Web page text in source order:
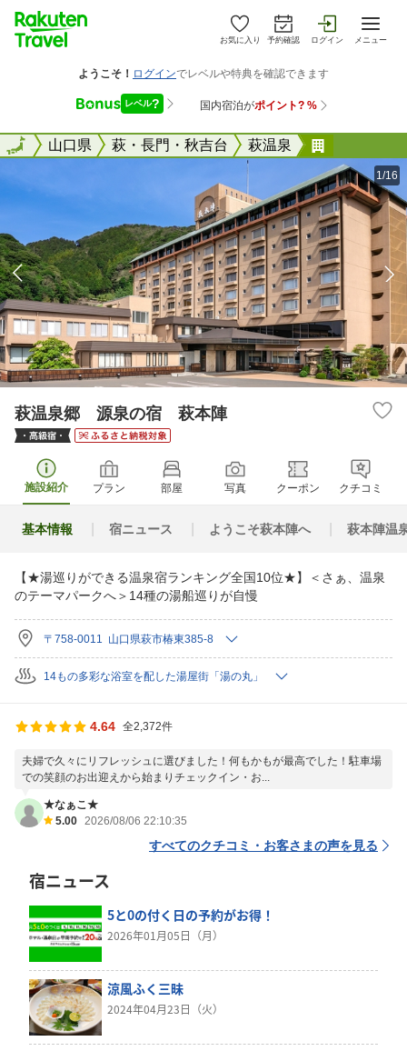
お気に入り 予約確認 ログイン メニュー
全国山口県 萩・長門・秋吉台 萩温泉
全国
1/16
萩温泉郷 源泉の宿 萩本陣
施設紹介 プラン 部屋 写真 クーポン クチコミ
基本情報 宿ニュース ようこそ萩本陣へ 萩本陣温
【★湯巡りができる温泉宿ランキング全国10位★】＜さぁ、温泉
のテーマパークへ＞14種の湯船巡りが自慢
〒758-0011 山口県萩市椿東385-8
14もの多彩な浴室を配した湯屋街「湯の丸」
4.64 全2,372件
夫婦で久々にリフレッシュに選びました！何もかもが最高でした！駐車場
での笑顔のお出迎えから始まりチェックイン・お...
★なぁこ★
5.00 2026/08/06 22:10:35
すべてのクチコミ・お客さまの声を見る
宿ニュース
5と0の付く日の予約がお得！
2026年01月05日（月）
涼風ふく三昧
2024年04月23日（火）